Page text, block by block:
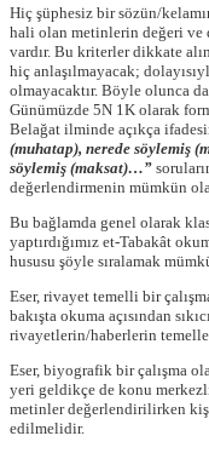
Hiç şüphesiz bir sözün/
hali olan metinlerin değeri
vardır. Bu kriterler dikkate
hiç anlaşılmayacak;
olmayacaktır. Böyle olunca
Günümüzde 5N 1K olarak
Belağat ilminde açıkça
(muhatap), nerede söylemiş
söylemiş (maksat)…”
değerlendirmenin mümkün
Bu bağlamda genel olarak
yaptırdığımız et-Tabakât
hususu şöyle sıralamak
Eser, rivayet temelli bir
bakışta okuma açısından
rivayetlerin/haberlerin
Eser, biyografik bir çalışma
yeri geldikçe de konu
metinler değerlendirilirken
edilmelidir.